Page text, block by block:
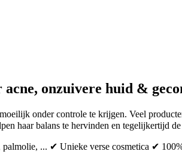
acne, onzuivere huid &
onder controle te krijgen. Veel
haar balans te hervinden en tegelijkertijd
palmolie, ... ✔ Unieke verse cosmetica ✔